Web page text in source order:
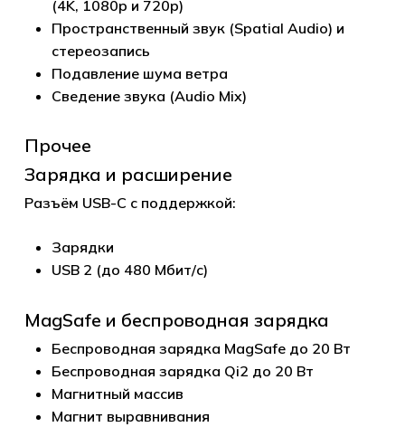
(4K, 1080p и 720p)
Пространственный звук (Spatial Audio) и
стереозапись
Подавление шума ветра
Сведение звука (Audio Mix)
Прочее
Зарядка и расширение
Разъём USB-C с поддержкой:
Зарядки
USB 2 (до 480 Мбит/с)
MagSafe и беспроводная зарядка
Беспроводная зарядка MagSafe до 20 Вт
Беспроводная зарядка Qi2 до 20 Вт
Магнитный массив
Магнит выравнивания